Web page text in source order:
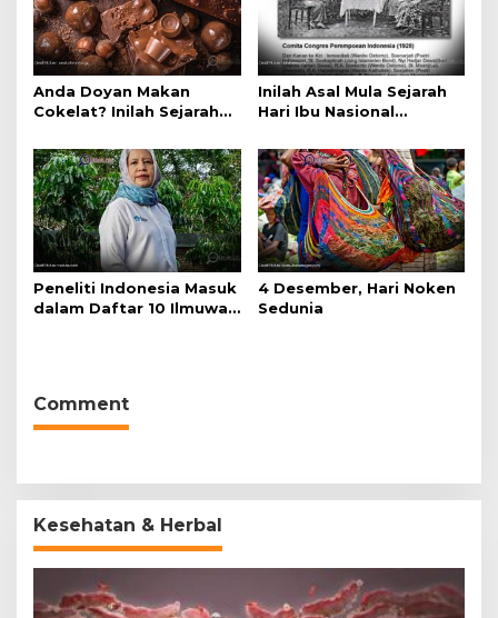
Anda Doyan Makan
Cokelat? Inilah Sejarah
Dunia
Inilah Asal Mula Sejarah
Hari Ibu Nasional
Desember
Peneliti Indonesia Masuk
dalam Daftar 10 Ilmuwan
4 Desember, Hari Noken
Sedunia
Comment
Kesehatan & Herbal